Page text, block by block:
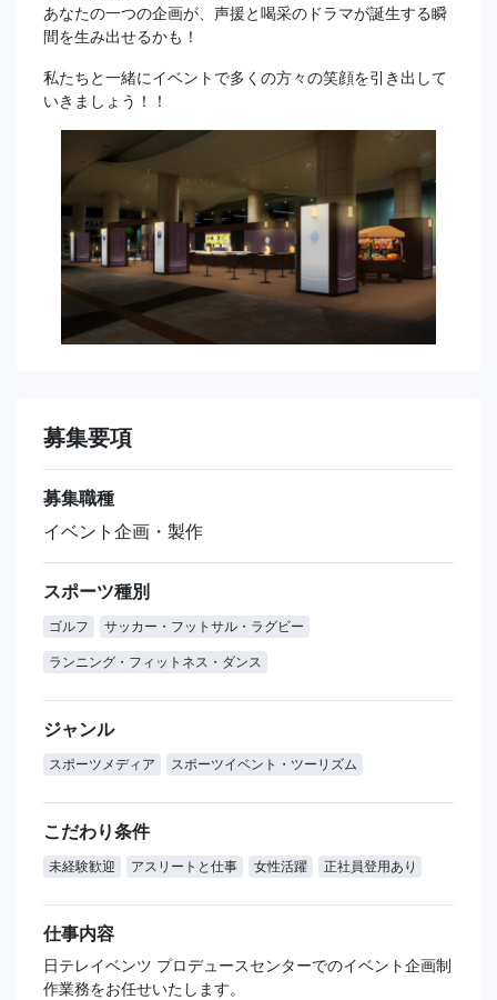
あなたの一つの企画が、声援と喝采のドラマが誕生する瞬
間を生み出せるかも！
私たちと一緒にイベントで多くの方々の笑顔を引き出して
いきましょう！！
募集要項
募集職種
イベント企画・製作
スポーツ種別
ゴルフ サッカー・フットサル・ラグビー
ランニング・フィットネス・ダンス
ジャンル
スポーツメディア スポーツイベント・ツーリズム
こだわり条件
未経験歓迎 アスリートと仕事 女性活躍 正社員登用あり
仕事内容
日テレイベンツ プロデュースセンターでのイベント企画制
作業務をお任せいたします。